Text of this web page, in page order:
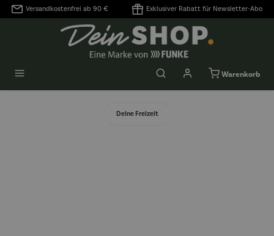
springen
Versandkostenfrei ab 90 € Exklusiver Rabatt für Newsletter-Abo
Warenkorb
Deine Freizeit